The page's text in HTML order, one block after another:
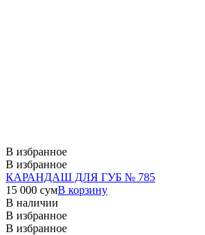
В избранное
В избранное
КАРАНДАШ ДЛЯ ГУБ № 785
15 000 сумВ корзину
В наличии
В избранное
В избранное